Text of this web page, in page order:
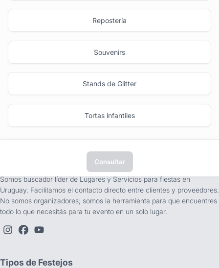
Repostería
Souvenirs
Stands de Glitter
Tortas infantiles
Consultar
Somos buscador líder de Lugares y Servicios para fiestas en
Uruguay. Facilitamos el contacto directo entre clientes y proveedores.
No somos organizadores; somos la herramienta para que encuentres
todo lo que necesitás para tu evento en un solo lugar.
Tipos de Festejos